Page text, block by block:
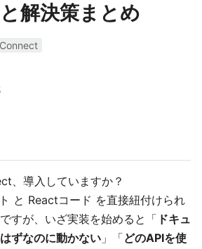
解決策まとめ
、導入していますか？
と Reactコード を直接紐付けられ
すが、いざ実装を始めると「 ドキュ
ずなのに動かない 」「どのAPIを使